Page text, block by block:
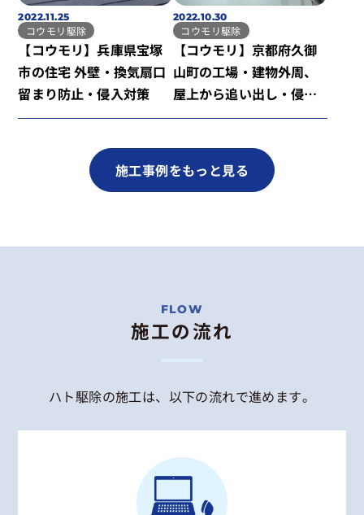
2022.11.25
コウモリ駆除
【コウモリ】兵庫県宝塚
市の住宅 外壁・換気扇口
留まり防止・侵入対策
2022.10.30
コウモリ駆除
【コウモリ】京都府久御
山町の工場・建物外周、
屋上から追い出し・侵入
対策
施工事例をもっと見る
施工の流れ
ハト駆除の施工は、以下の流れで進めます。